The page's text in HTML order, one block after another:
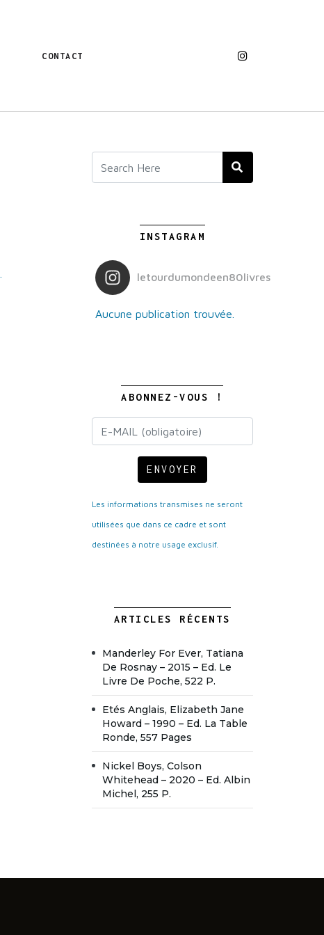
CONTACT
INSTAGRAM
letourdumondeen80livres
Aucune publication trouvée.
ABONNEZ-VOUS !
ENVOYER
Les informations transmises ne seront
utilisées que dans ce cadre et sont
destinées à notre usage exclusif.
ARTICLES RÉCENTS
Manderley For Ever, Tatiana
De Rosnay – 2015 – Ed. Le
Livre De Poche, 522 P.
Etés Anglais, Elizabeth Jane
Howard – 1990 – Ed. La Table
Ronde, 557 Pages
Nickel Boys, Colson
Whitehead – 2020 – Ed. Albin
Michel, 255 P.